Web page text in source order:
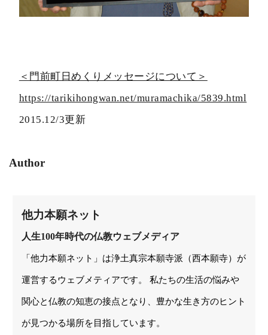
＜門前町日めくりメッセージについて＞
https://tarikihongwan.net/muramachika/5839.html
2015.12/3更新
Author
他力本願ネット
人生100年時代の仏教ウェブメディア
「他力本願ネット」は浄土真宗本願寺派（西本願寺）が
運営するウェブメティアです。 私たちの生活の悩みや
関心と仏教の知恵の接点となり、豊かな生き方のヒント
が見つかる場所を目指しています。